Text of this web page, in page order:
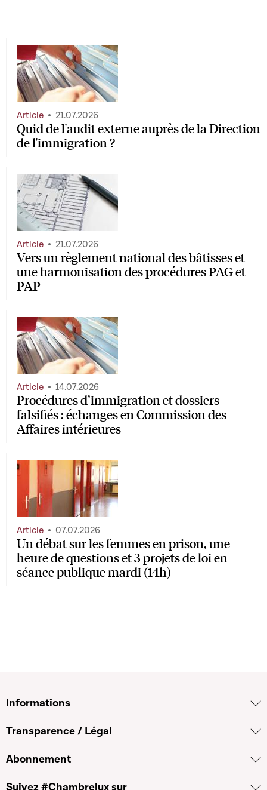
Quid de l'audit externe auprès de la Direction
de l'immigration ?
Article 21.07.2026
Vers un règlement national des bâtisses et
une harmonisation des procédures PAG et
PAP
Article 21.07.2026
Procédures d’immigration et dossiers
falsifiés : échanges en Commission des
Affaires intérieures
Article 14.07.2026
Un débat sur les femmes en prison, une
heure de questions et 3 projets de loi en
séance publique mardi (14h)
Article 07.07.2026
Informations
Transparence / Légal
Abonnement